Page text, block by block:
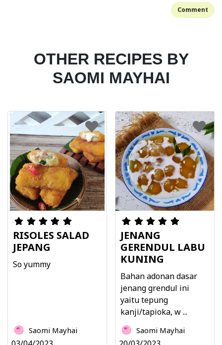
Comment
OTHER RECIPES BY
SAOMI MAYHAI
RISOLES SALAD
JEPANG
So yummy
Saomi Mayhai
JENANG
GERENDUL LABU
KUNING
Bahan adonan dasar
jenang grendul ini
yaitu tepung
kanji/tapioka, w ...
Saomi Mayhai